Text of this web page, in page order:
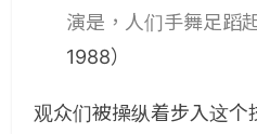
演是，人们手舞足蹈
1988）
观众们被操纵着步入这个